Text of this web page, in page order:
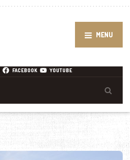
MENU
FACEBOOK YOUTUBE